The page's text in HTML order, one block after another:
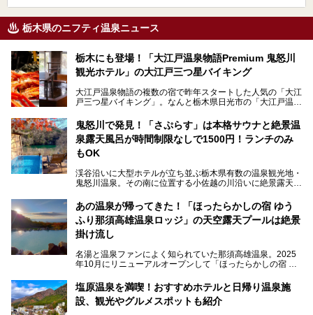
栃木県のニフティ温泉ニュース
栃木にも登場！「大江戸温泉物語Premium 鬼怒川
観光ホテル」の大江戸三つ星バイキング
大江戸温泉物語の複数の宿で昨年スタートした人気の「大江
戸三つ星バイキング」。なんと栃木県日光市の「大江戸温泉
ここは首都圏から1泊で行きやすい鬼怒川温泉の渓流沿いに
建つホテルで、バイキングの他にも天然温泉の大浴場とサウ
ナ、フリーフローサービスのラウンジなど館内で楽しめるス
ポットがたくさんあり、3世代旅行やグループ旅行にもぴっ
たり。
そんな「大江戸温泉物語Premium 鬼怒川観光ホテル」の魅
力を詳しく紹介しちゃいます。
───
提供元：大江戸温泉物語ホテルズ＆リゾーツ株式会社【P
R】
この記事は大江戸温泉物語Premium 鬼怒川観光ホテルのPR
記事です。
鬼怒川で発見！「さぷらす」は本格サウナと絶景温
泉露天風呂が時間制限なしで1500円！ランチのみ
もOK
渓谷沿いに大型ホテルが立ち並ぶ栃木県有数の温泉観光地・
鬼怒川温泉。その南に位置する小佐越の川沿いに絶景露天風
こだわりのサウナ、掛け流しの水風呂、天然温泉の露天風
呂、食事処、休憩室など備えて、決して大規模施設ではあり
ませんが、鬼怒川温泉観光の行き帰りに、はたまたサウナで
一日リフレッシュするための目的地に！ぜひオススメしたい
スポットです。時間制限も無いので1人1,500円でひがな一
日サウナや温泉を楽しんでお昼も食べてごろごろできちゃい
ますよ。
あの温泉が帰ってきた！「ほったらかしの宿 ゆう
ふり那須高雄温泉ロッジ」の天空露天プールは絶景
掛け流し
名湯と温泉ファンによく知られていた那須高雄温泉。2025
年10月にリニューアルオープンして「ほったらかしの宿 ゆ
した。
那須湯本の温泉街から少し離れた静かな環境、一軒宿ゆえに
許される露天風呂からの絶景、日帰り入浴や素泊まりで気楽
塩原温泉を満喫！おすすめホテルと日帰り温泉施
設、観光やグルメスポットも紹介